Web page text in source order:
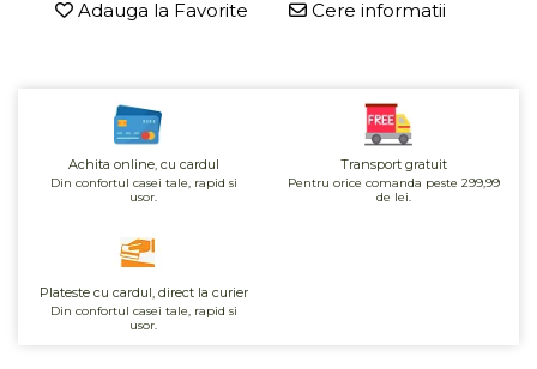
Condimente
Maioneza bio
Specialitati si produse asiatice
Adauga la Favorite Cere informatii
Achita online, cu cardul
Din confortul casei tale, rapid si
usor.
Transport gratuit
Pentru orice comanda peste 299,99
de lei.
Plateste cu cardul, direct la curier
Din confortul casei tale, rapid si
usor.